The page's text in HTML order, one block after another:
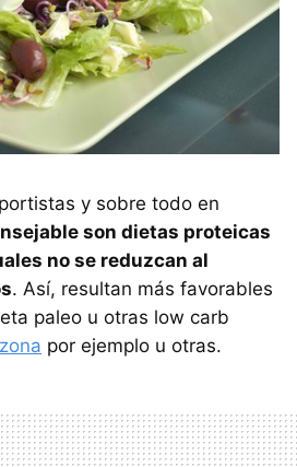
y sobre todo en
son dietas proteicas
no se reduzcan al
. Así, resultan más favorables
paleo u otras low carb
por ejemplo u otras.